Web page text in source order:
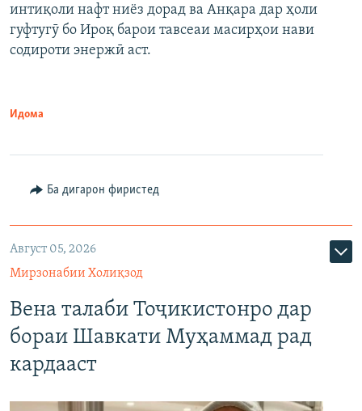
интиқоли нафт ниёз дорад ва Анқара дар ҳоли
гуфтугӯ бо Ироқ барои тавсеаи масирҳои нави
содироти энержӣ аст.
Идома
Ба дигарон фиристед
Август 05, 2026
Мирзонабии Холиқзод
Вена талаби Тоҷикистонро дар
бораи Шавкати Муҳаммад рад
кардааст